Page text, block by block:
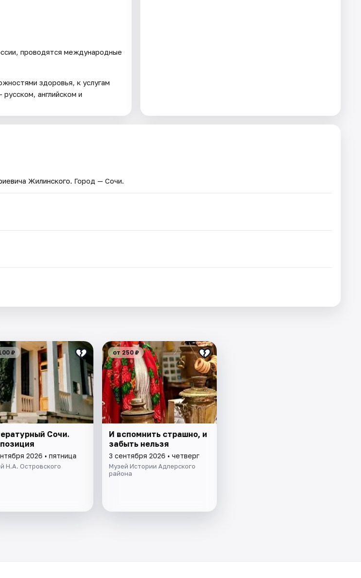
проводятся международные
здоровья, к услугам
английском и
Жилинского. Город — Сочи.
₽
Сочи.
2026 • пятница
Н.А. Островского
от 250 ₽
И вспомнить страшно, и
забыть нельзя
3 сентября 2026 • четверг
Музей Истории Адлерского
района